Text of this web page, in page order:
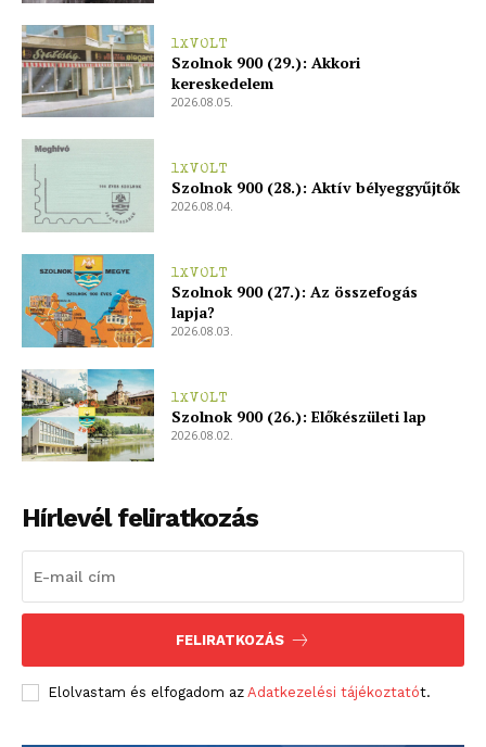
1XVOLT
Szolnok 900 (29.): Akkori
kereskedelem
2026.08.05.
1XVOLT
Szolnok 900 (28.): Aktív bélyeggyűjtők
2026.08.04.
1XVOLT
Szolnok 900 (27.): Az összefogás
lapja?
2026.08.03.
1XVOLT
Szolnok 900 (26.): Előkészületi lap
2026.08.02.
Hírlevél feliratkozás
FELIRATKOZÁS
Elolvastam és elfogadom az Adatkezelési tájékoztatót.